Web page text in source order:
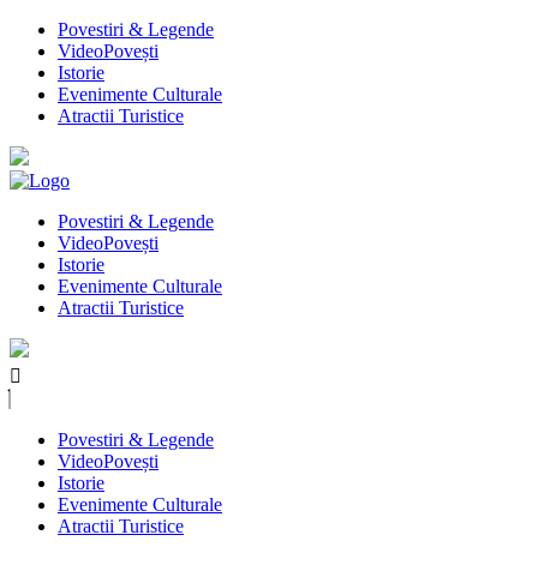
Povestiri & Legende
VideoPovești
Istorie
Evenimente Culturale
Atractii Turistice
Povestiri & Legende
VideoPovești
Istorie
Evenimente Culturale
Atractii Turistice
Povestiri & Legende
VideoPovești
Istorie
Evenimente Culturale
Atractii Turistice